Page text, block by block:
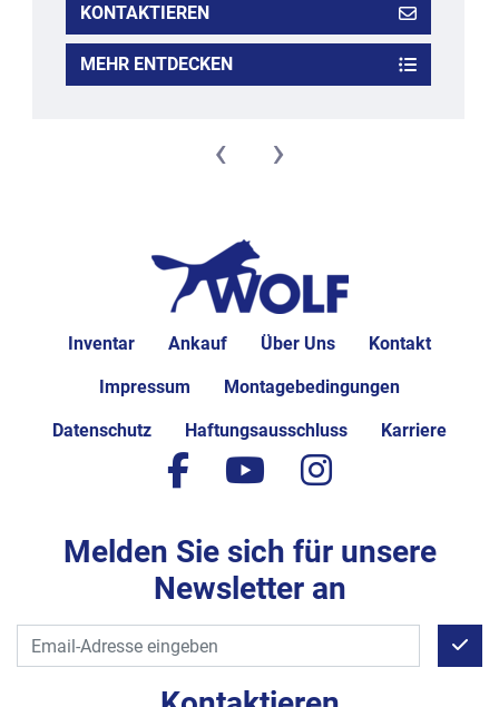
KONTAKTIEREN
MEHR ENTDECKEN
‹ ›
Inventar Ankauf Über Uns Kontakt
Impressum Montagebedingungen
Datenschutz Haftungsausschluss Karriere
facebook
youtubeinstagram
Melden Sie sich für unsere
Newsletter an